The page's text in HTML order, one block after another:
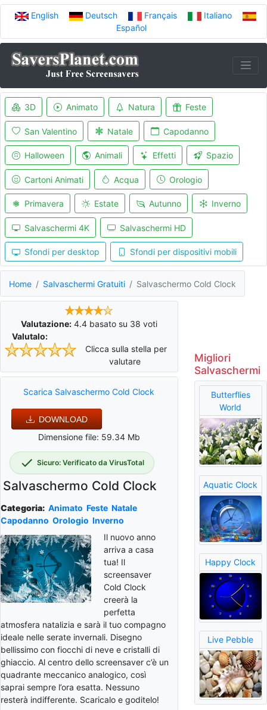
English Deutsch Français
Italiano
Español
3D Animato Natura Feste
San Valentino Natale Capodanno
Halloween Animali Effetti Spazio
Cartoni Animati Acqua Orologio
Primavera Estate Autunno Inverno
Salvaschermi 4K Salvaschermi HD
Sfondi per desktop Sfondi per dispositivi mobili
Home Salvaschermi Gratuiti Salvaschermo Cold Clock
Valutazione: 4.4basato su 38 voti
Valutalo:
Clicca sulla stella per
valutare
Scarica Salvaschermo Cold Clock
DOWNLOAD
Dimensione file: 59.34 Mb
Sicuro: Verificato da VirusTotal
Salvaschermo Cold Clock
Categoria: Animato Feste Natale
Capodanno Orologio Inverno
Il nuovo anno
arriva a casa
tua! Il
screensaver
Cold Clock
creerà la
perfetta
atmosfera natalizia e sarà il tuo compagno
ideale nelle serate invernali. Disegno
bellissimo con fiocchi di neve e cristalli di
ghiaccio. Al centro dello screensaver c’è un
quadrante meccanico analogico, così
saprai sempre l’ora esatta. Nessuno
resterà indifferente. Scaricalo e goditelo!
Migliori
Salvaschermi
Butterflies
World
Aquatic Clock
Happy Clock
Live Pebble